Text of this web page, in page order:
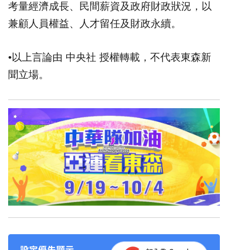
考量經濟成長、民間薪資及政府財政狀況，以
兼顧人員權益、人才留任及財政永續。
•以上言論由 中央社 授權轉載，不代表東森新
聞立場。